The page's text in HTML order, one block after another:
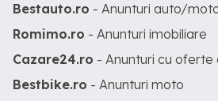
Bestauto.ro - Anunturi auto/
Romimo.ro - Anunturi imobiliare
Cazare24.ro - Anunturi cu oferte
Bestbike.ro - Anunturi moto